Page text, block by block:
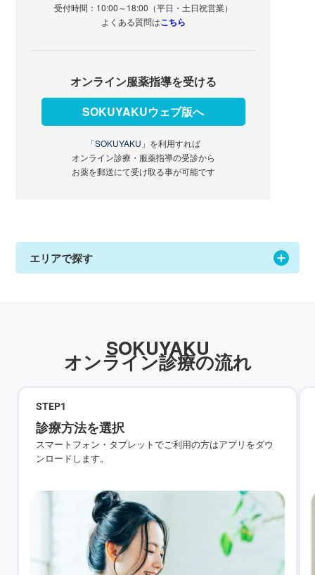
受付時間：10:00～18:00（平日・土日祝営業）
よくある質問はこちら
オンライン服薬指導を受ける
SOKUYAKUウェブ版へ
「SOKUYAKU」 を利用すれば
オンライン診療・服薬指導の受診から
お薬を郵送にて受け取る事が可能です
エリアで探す
SOKUYAKU
オンライン診療の流れ
STEP1
診療方法を選択
スマートフォン・タブレットでご利用の方はアプリをダウ
ンロードします。